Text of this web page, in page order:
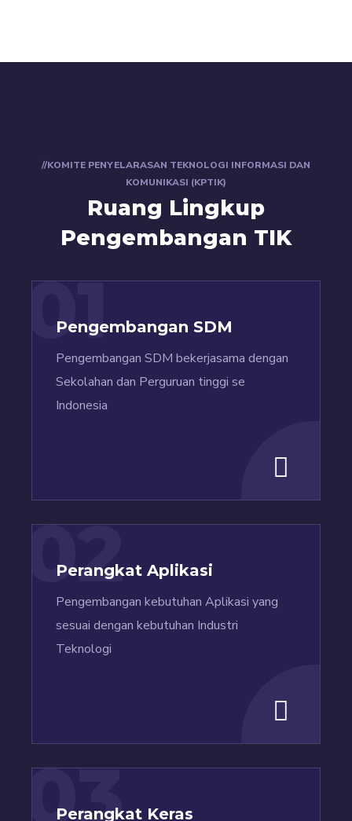
//KOMITE PENYELARASAN TEKNOLOGI INFORMASI DAN
KOMUNIKASI (KPTIK)
Ruang Lingkup
Pengembangan TIK
01
Pengembangan SDM
Pengembangan SDM bekerjasama dengan
Sekolahan dan Perguruan tinggi se
Indonesia
02
Perangkat Aplikasi
Pengembangan kebutuhan Aplikasi yang
sesuai dengan kebutuhan Industri
Teknologi
03
Perangkat Keras